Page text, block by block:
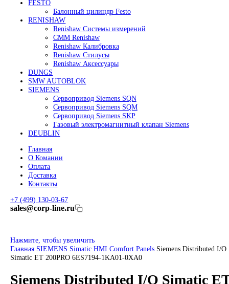
HEIDENHAIN
Линейные энкодеры Heidenhain LS 628C
Линейные энкодеры Heidenhain LS 688C
Линейные энкодеры Heidenhain LC 185
Линейные энкодеры Heidenhain LC 195F
FANUC ROBOT
Робот Fanuc для сварки
Коллаборативные-роботы FANUC
Робот Delta Fanuc
Редуктор Fanuc Робот
FESTO
CMM Renishaw
DUNGS
SMW AUTOBLOK
Сервопривод Siemens SQM
Сервопривод Siemens SKP
Газовый электромагнитный клапан Siemens